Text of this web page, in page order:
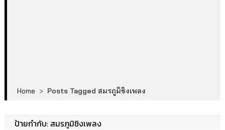
Home > Posts Tagged สมรภูมิชิงเพลง
ป้ายกำกับ:สมรภูมิชิงเพลง